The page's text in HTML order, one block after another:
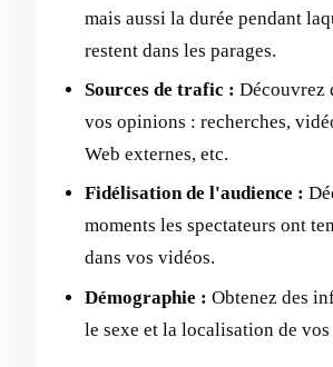
mais aussi la durée pendant
restent dans les parages.
Sources de trafic : Découvrez
vos opinions : recherches,
Web externes, etc.
Fidélisation de l'audience :
moments les spectateurs ont
dans vos vidéos.
Démographie : Obtenez des
le sexe et la localisation de vos